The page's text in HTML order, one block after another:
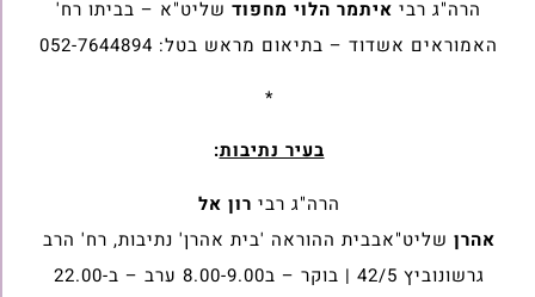
הרה"ג רבי איתמר הלוי מחפוד שליט"א – בביתו רח'
האמוראים אשדוד – בתיאום מראש בטל: 052-7644894
*
בעיר נתיבות:
הרה"ג רבי רון אל
אהרן שליט"אבבית ההוראה 'בית אהרן' נתיבות, רח' הרב
גרשונוביץ 42/5 | בוקר – ב8.00-9.00 ערב – ב22.00-